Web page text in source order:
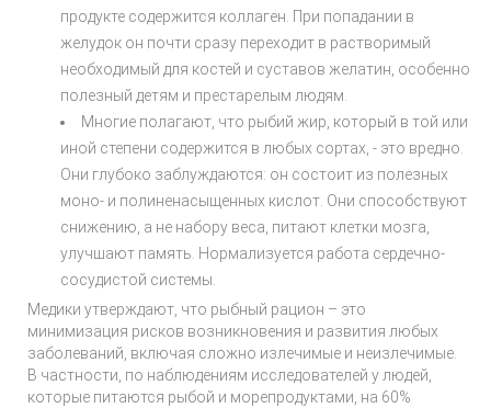
продукте содержится коллаген. При попадании в
желудок он почти сразу переходит в растворимый
необходимый для костей и суставов желатин, особенно
полезный детям и престарелым людям.
Многие полагают, что рыбий жир, который в той или
иной степени содержится в любых сортах, - это вредно.
Они глубоко заблуждаются: он состоит из полезных
моно- и полиненасыщенных кислот. Они способствуют
снижению, а не набору веса, питают клетки мозга,
улучшают память. Нормализуется работа сердечно-
сосудистой системы.
Медики утверждают, что рыбный рацион – это
минимизация рисков возникновения и развития любых
заболеваний, включая сложно излечимые и неизлечимые.
В частности, по наблюдениям исследователей у людей,
которые питаются рыбой и морепродуктами, на 60%